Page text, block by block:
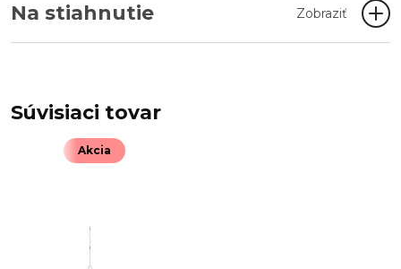
Na stiahnutie Zobraziť
Súvisiaci tovar
Akcia